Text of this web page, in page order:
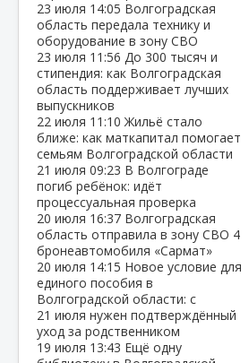
23 июля 14:05 Волгоградская
область передала технику и
оборудование в зону СВО
23 июля 11:56 До 300 тысяч и
стипендия: как Волгоградская
область поддерживает лучших
выпускников
22 июля 11:10Жильё стало
ближе: как маткапитал помогает
семьям Волгоградской области
21 июля 09:23 В Волгограде
погиб ребёнок: идёт
процессуальная проверка
20 июля 16:37 Волгоградская
область отправила в зону СВО 4
бронеавтомобиля «Сармат»
20 июля 14:15 Новое условие для
единого пособия в
Волгоградской области: с
21 июля нужен подтверждённый
уход за родственником
19 июля 13:43 Ещё одну